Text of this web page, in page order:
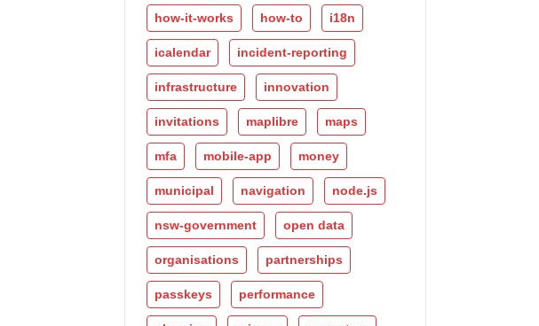
how-it-works how-to i18n
icalendar incident-reporting
infrastructure innovation
invitations maplibre maps
mfa mobile-app money
municipal navigation node.js
nsw-government open data
organisations partnerships
passkeys performance